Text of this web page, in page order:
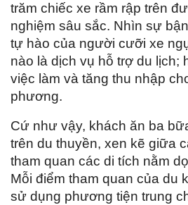
trăm chiếc xe rầm rập trên
nghiệm sâu sắc. Nhìn sự
tự hào của người cưỡi xe
nào là dịch vụ hỗ trợ du lịch;
việc làm và tăng thu nhập
phương.
Cứ như vậy, khách ăn ba
trên du thuyền, xen kẽ giữa
tham quan các di tích nằm
Mỗi điểm tham quan của du
sử dụng phương tiện trung